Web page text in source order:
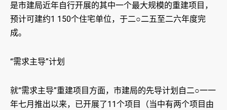
是市建局近年自行开展的其中一个最大规模的重建项目，
预计可建约1 150个住宅单位，于二○二五至二六年度完
成。
“需求主导”计划
就“需求主导”重建项目方面，市建局的先导计划自二○一一
年七月推出以来，已开展了11个项目（当中有两个项目由